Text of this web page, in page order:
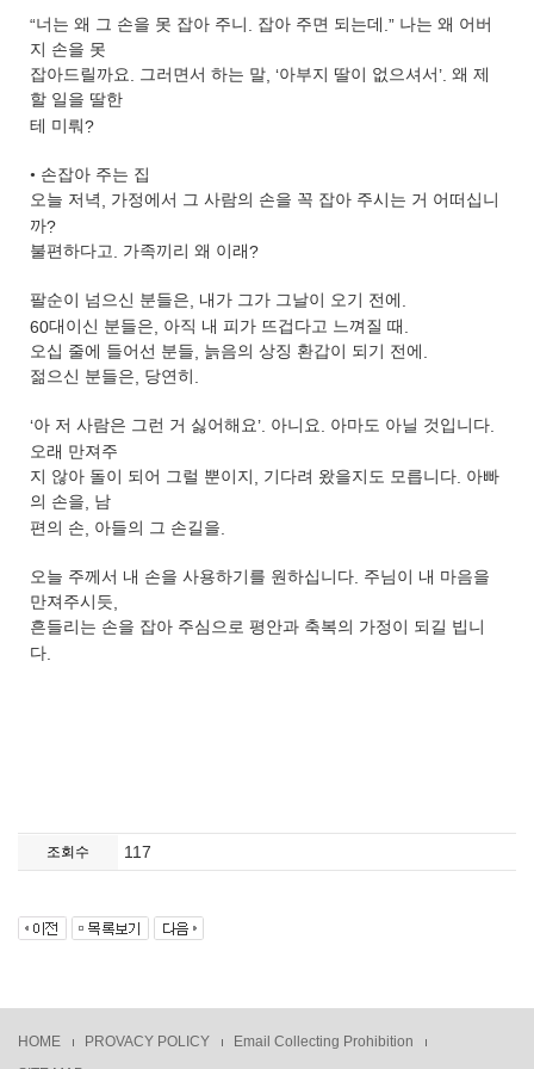
“너는 왜 그 손을 못 잡아 주니 잡아 주면 되는데 .” 나는 왜 어버
지 손을 못
잡아드릴까요. 그러면서 하는 말, ‘아부지 딸이 없으셔서 ’. 왜 제
할 일을 딸한
테 미뤄 ?
• 손잡아 주는 집
오늘 저녁 , 가정에서 그 사람의 손을 꼭 잡아 주시는 거 어떠십니
까?
불편하다고. 가족끼리 왜 이래 ?
팔순이 넘으신 분들은, 내가 그가 그날이 오기 전에 .
60대이신 분들은 아직 내 피가 뜨겁다고 느껴질 때
오십 줄에 들어선 분들 늙음의 상징 환갑이 되기 전에
젊으신 분들은, 당연히 .
‘아 저 사람은 그런 거 싫어해요’. 아니요. 아마도 아닐 것입니다.
오래 만져주
지 않아 돌이 되어 그럴 뿐이지 , 기다려 왔을지도 모릅니다. 아빠
의 손을, 남
편의 손
아들의 그 손길을
오늘 주께서 내 손을 사용하기를 원하십니다 주님이 내 마음을
만져주시듯,
흔들리는 손을 잡아 주심으로 평안과 축복의 가정이 되길 빕니
다
조회수 117
HOME PROVACY POLICY
Email Collecting Prohibition